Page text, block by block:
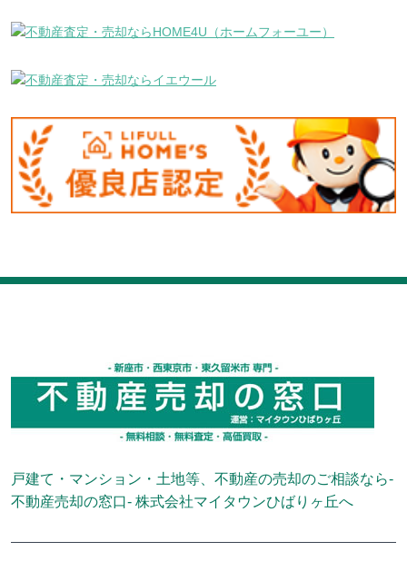
戸建て・マンション・土地等、不動産の売却のご相談なら-
不動産売却の窓口- 株式会社マイタウンひばりヶ丘へ